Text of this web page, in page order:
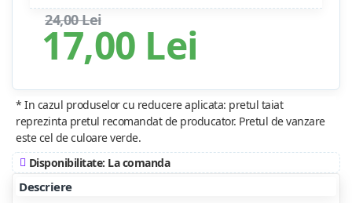
17,00 Lei
24,00 Lei
* In cazul produselor cu reducere aplicata: pretul taiat
reprezinta pretul recomandat de producator. Pretul de vanzare
este cel de culoare verde.
Disponibilitate: La comanda
Descriere